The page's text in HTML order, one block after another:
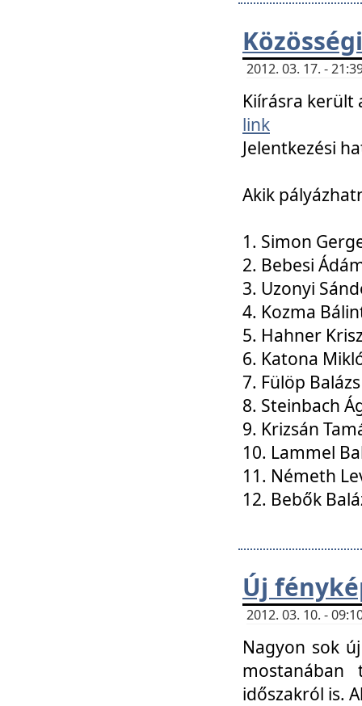
2012. 03. 17. -
Kiírásra került
link
Jelentkezési
Akik
1. Simon
2. Bebesi
3. Uzonyi
4. Kozma
5. Hahner
6. Katona
7. Fülöp Balázs
8. Steinbach
9. Krizsán
10. Lammel
11. Németh
12. Bebők
Új
2012. 03. 10. -
Nagyon sok
mostanában
időszakról is.